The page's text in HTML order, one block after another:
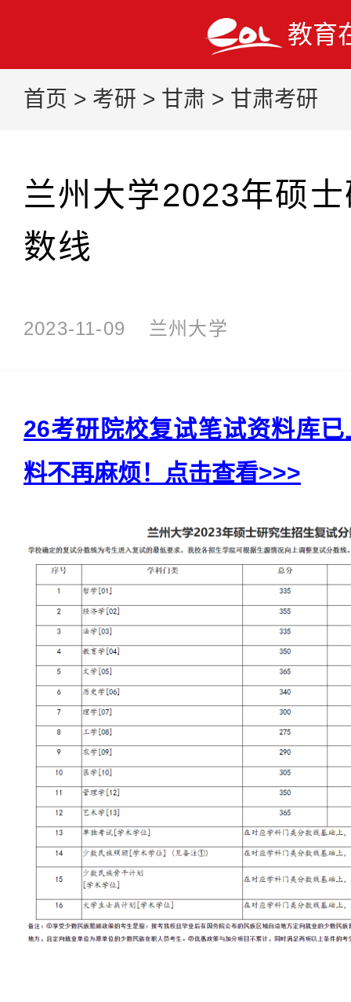
教育
首页 > 考研 > 甘肃 > 甘肃考研
兰州大学2023年硕
数线
2023-11-09 兰州大学
26考研院校复试笔试资料库
料不再麻烦！点击查看>>>